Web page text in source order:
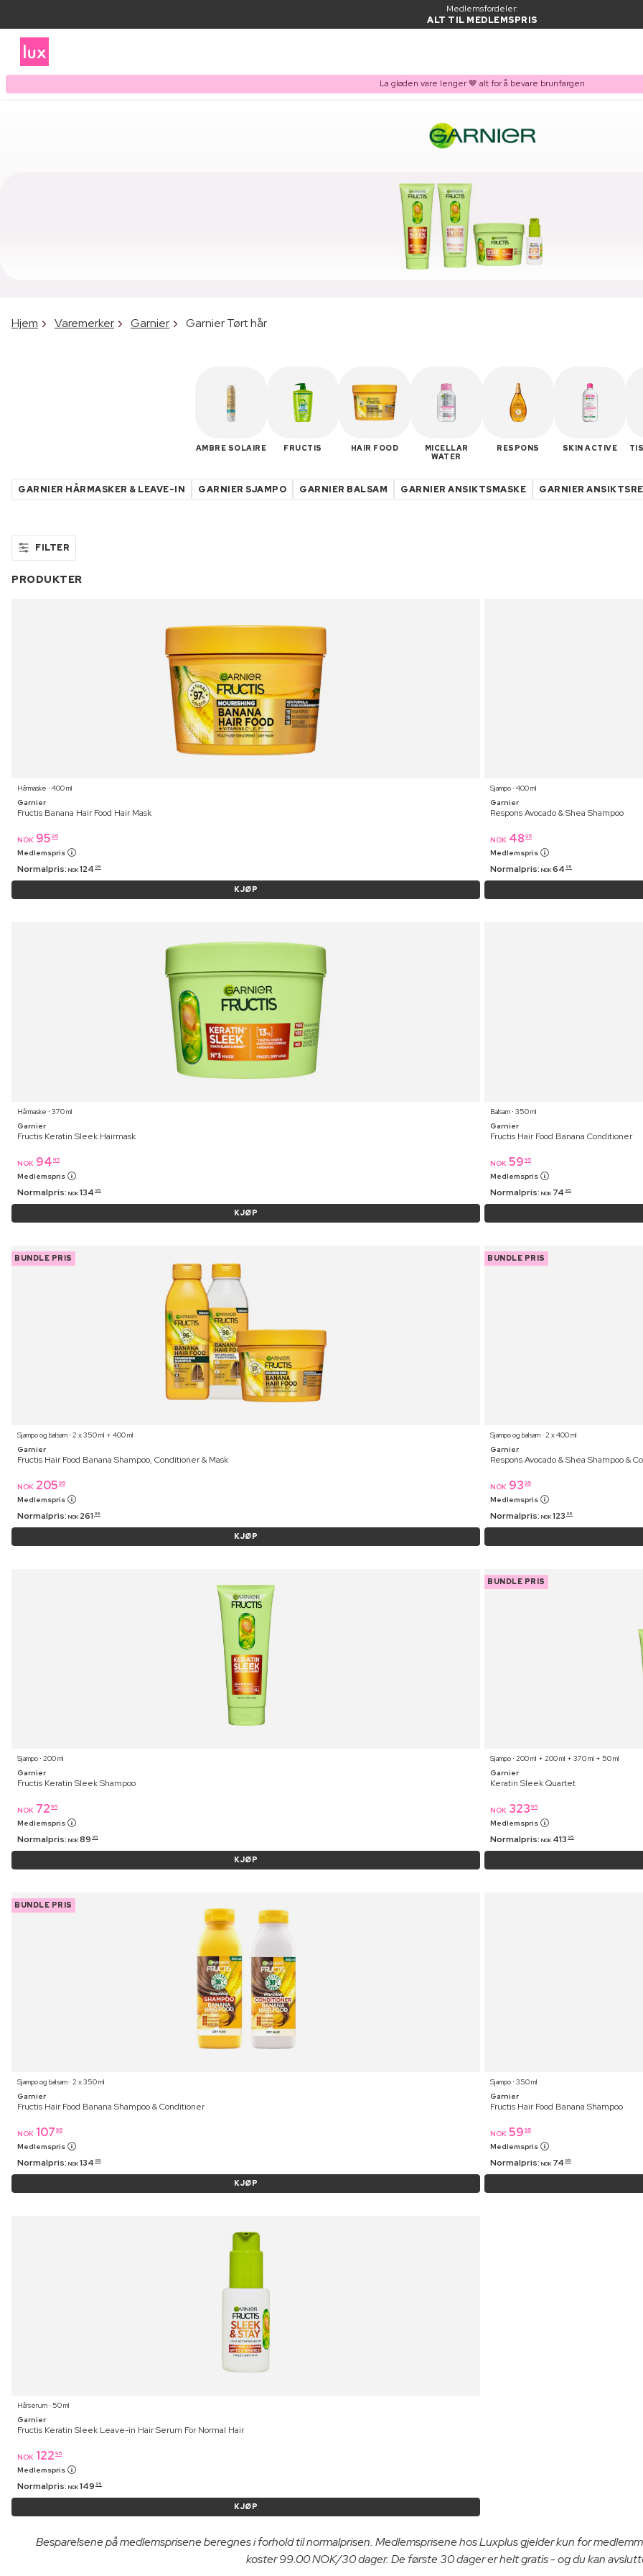
Medlemsfordeler:
ALT TIL MEDLEMSPRIS
La gløden vare lenger 🤎 alt for å bevare brunfargen
Hjem Varemerker Garnier Garnier Tørt hår
AMBRE SOLAIRE FRUCTIS HAIR FOOD
MICELLAR
WATER
RESPONS SKIN ACTIVE
GARNIER HÅRMASKER & LEAVE-IN GARNIER SJAMPO GARNIER BALSAM GARNIER ANSIKTSMASKE GARNIER
FILTER
PRODUKTER
Hårmaske ⋅ 400 ml
Garnier
Fructis Banana Hair Food Hair Mask
NOK 95 95
Medlemspris
Normalpris: NOK 124 95
KJØP
Sjampo ⋅ 400 ml
Garnier
Respons Avocado & Shea Shampoo
NOK 48 95
Medlemspris
Normalpris: NOK 64 95
Hårmaske ⋅ 370 ml
Garnier
Fructis Keratin Sleek Hairmask
NOK 94 95
Medlemspris
Normalpris: NOK 134 95
KJØP
Balsam ⋅ 350 ml
Garnier
Fructis Hair Food Banana Conditioner
NOK 59 95
Medlemspris
Normalpris: NOK 74 95
BUNDLE PRIS
Sjampo og balsam ⋅ 2 x 350 ml + 400 ml
Garnier
Fructis Hair Food Banana Shampoo, Conditioner & Mask
NOK 205 95
Medlemspris
Normalpris: NOK 261 95
KJØP
BUNDLE PRIS
Sjampo og balsam ⋅ 2 x 400 ml
Garnier
Respons Avocado & Shea Shampoo &
NOK 93 95
Medlemspris
Normalpris: NOK 123 95
Sjampo ⋅ 200 ml
Garnier
Fructis Keratin Sleek Shampoo
NOK 72 95
Medlemspris
Normalpris: NOK 89 95
KJØP
BUNDLE PRIS
Sjampo ⋅ 200 ml + 200 ml + 370 ml + 50 ml
Garnier
Keratin Sleek Quartet
NOK 323 95
Medlemspris
Normalpris: NOK 413 95
BUNDLE PRIS
Sjampo og balsam ⋅ 2 x 350 ml
Garnier
Fructis Hair Food Banana Shampoo & Conditioner
NOK 107 95
Medlemspris
Normalpris: NOK 134 95
KJØP
Sjampo ⋅ 350 ml
Garnier
Fructis Hair Food Banana Shampoo
NOK 59 95
Medlemspris
Normalpris: NOK 74 95
Hårserum ⋅ 50 ml
Garnier
Fructis Keratin Sleek Leave-in Hair Serum For Normal Hair
NOK 122 95
Medlemspris
Normalpris: NOK 149 95
KJØP
Besparelsene på medlemsprisene beregnes i forhold til normalprisen. Medlemsprisene hos Luxplus gjelder kun for
koster 99.00 NOK/30 dager. De første 30 dager er helt gratis - og du kan